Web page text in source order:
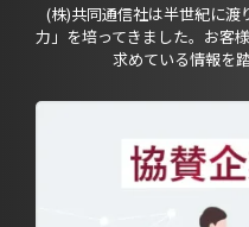
(株)共同通信社は半世紀に渡
力」を培ってきました。お客
求めている情報を